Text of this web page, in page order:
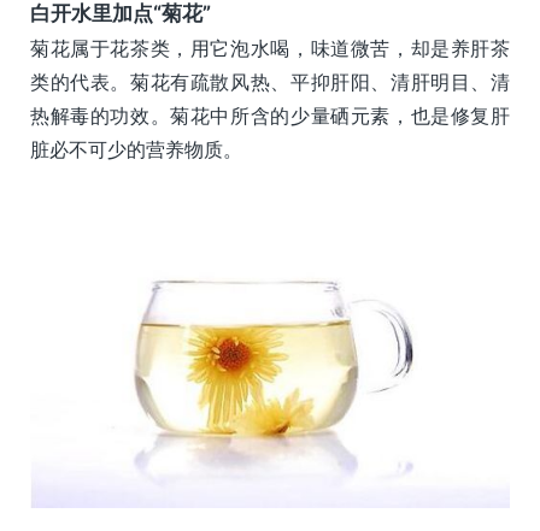
白开水里加点“菊花”
菊花属于花茶类，用它泡水喝，味道微苦，却是养肝茶
类的代表。菊花有疏散风热、平抑肝阳、清肝明目、清
热解毒的功效。菊花中所含的少量硒元素，也是修复肝
脏必不可少的营养物质。